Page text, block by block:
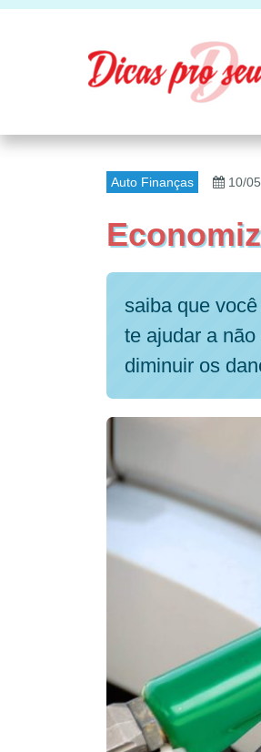
Auto Finanças 10/
saiba que
te ajudar a
diminuir os